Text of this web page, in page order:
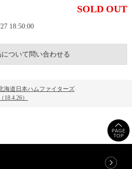
SOLD OUT
18:50:00
について問い合わせる
海道日本ハムファイターズ
）